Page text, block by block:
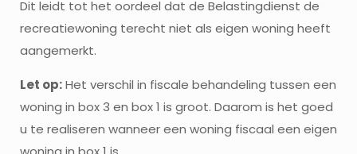
Dit leidt tot het oordeel dat de Belastingdienst de
recreatiewoning terecht niet als eigen woning heeft
aangemerkt.
Let op:Het verschil in fiscale behandeling tussen een
woning in box 3 en box 1 is groot. Daarom is het goed
u te realiseren wanneer een woning fiscaal een eigen